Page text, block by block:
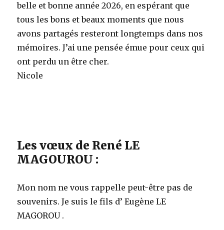
belle et bonne année 2026, en espérant que
tous les bons et beaux moments que nous
avons partagés resteront longtemps dans nos
mémoires. J’ai une pensée émue pour ceux qui
ont perdu un être cher.
Nicole
Les vœux de René LE
MAGOUROU :
Mon nom ne vous rappelle peut-être pas de
souvenirs. Je suis le fils d’ Eugène LE
MAGOROU .